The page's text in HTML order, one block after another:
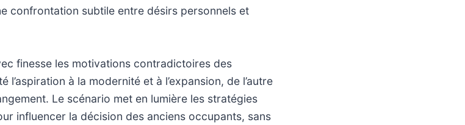
confrontation subtile entre désirs personnels et
finesse les motivations contradictoires des
l’aspiration à la modernité et à l’expansion, de l’autre
Le scénario met en lumière les stratégies
influencer la décision des anciens occupants, sans